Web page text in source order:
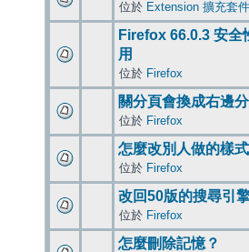
位於 Extension 擴充套件
Firefox 66.0.3 安全
用
位於 Firefox
關分頁會換成右邊
位於 Firefox
怎麼改別人做的樣
位於 Firefox
改回50版的搜尋引
位於 Firefox
怎麼刪除記憶？